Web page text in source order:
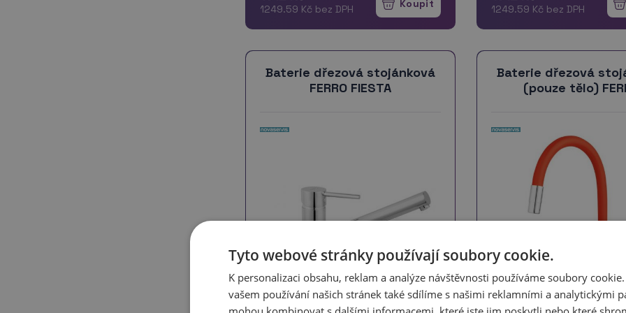
více
1249.59 Kč bez DPH
více
1249.59 Kč bez DPH
Baterie dřezová stojánková
FERRO FIESTA
Baterie dřezová
(pouze tělo)
Tyto webové stránky používají soubory cookie.
K personalizaci obsahu, reklam a analýze návštěvnosti používáme soubory
vašem používání našich stránek také sdílíme s našimi reklamními a analytickými